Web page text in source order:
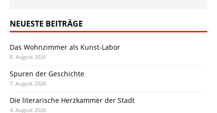
NEUESTE BEITRÄGE
Das Wohnzimmer als Kunst-Labor
8. August 2026
Spuren der Geschichte
7. August 2026
Die literarische Herzkammer der Stadt
4. August 2026